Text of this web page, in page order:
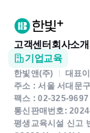
고객센터 회사소개
기업교육
한빛앤(주) 대표
주소 : 서울 서대문
팩스 : 02-325-9697
통신판매번호:
평생교육시설 신고